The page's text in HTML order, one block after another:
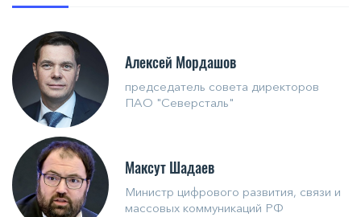
Алексей Мордашов
председатель совета директоров
ПАО "Северсталь"
Максут Шадаев
Министр цифрового развития, связи и
массовых коммуникаций РФ